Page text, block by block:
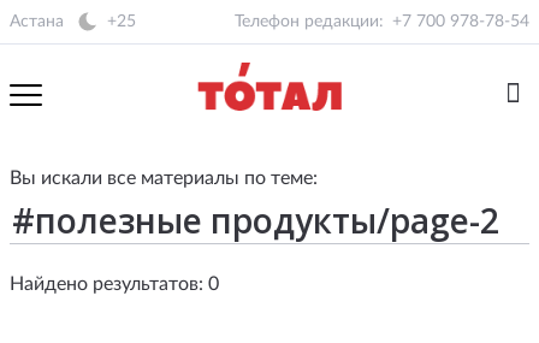
Астана +25 Телефон редакции: +7 700 978-78-54
Вы искали все материалы по теме:
Найдено результатов: 0